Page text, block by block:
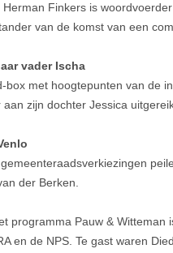
Finkers is
van de komst van een
vader Ischa
box met hoogtepunten van de
zijn dochter Jessica
der Berken.
programma Pauw & Witteman
en de NPS. Te gast waren